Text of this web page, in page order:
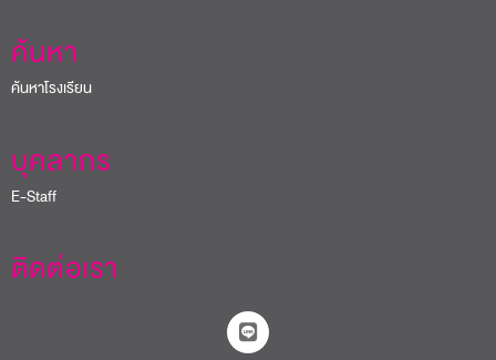
ค้นหา
ค้นหาโรงเรียน
บุคลากร
E-Staff
ติดต่อเรา